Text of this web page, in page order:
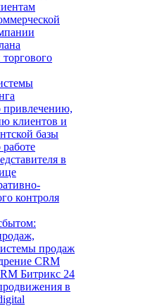
привлечению,
клиентов и
базы
в
контроля
продаж
CRM
Битрикс 24
в